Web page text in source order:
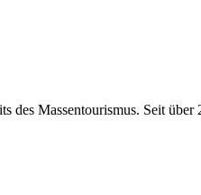
Massentourismus. Seit